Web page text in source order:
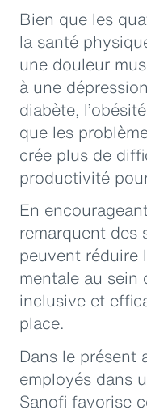
Bien que les
la santé
une douleur
à une
diabète,
que les
crée plus de
productivité
En
remarquent des
peuvent réduire
mentale au
inclusive et
place.
Dans le présent
employés dans
Sanofi favorise